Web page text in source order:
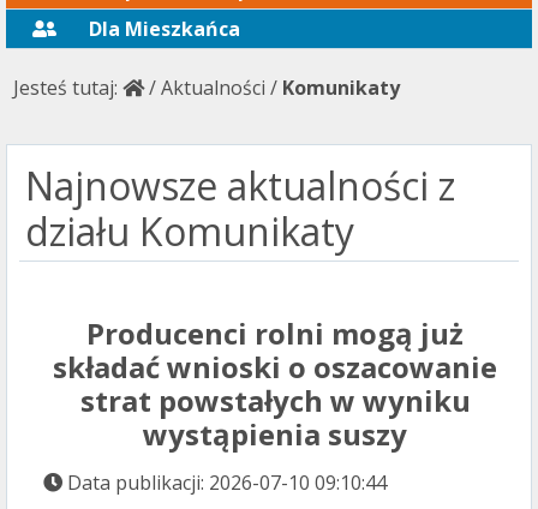
Dla Mieszkańca
Jesteś tutaj: /Aktualności / Komunikaty
Najnowsze aktualności z
działu Komunikaty
Producenci rolni mogą już
składać wnioski o oszacowanie
strat powstałych w wyniku
wystąpienia suszy
Data publikacji: 2026-07-10 09:10:44